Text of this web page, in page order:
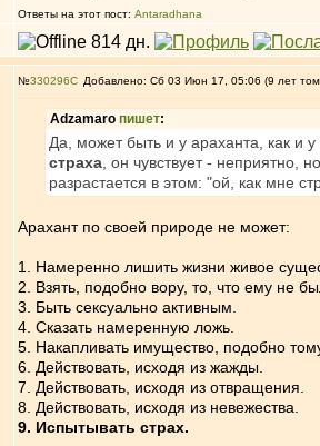
Ответы на этот пост: Antaradhana
№330296 Добавлено: Сб 03 Июн 17, 05:06 (9 лет
Adzamaro пишет:
Да, может быть и у араханта, как и
страха , он чувствует - неприятно,
разрастается в этом: "ой, как мне
Арахант по своей природе не может:
1. Намеренно лишить жизни живое
2. Взять, подобно вору, то, что ему не
3. Быть сексуально активным.
4. Сказать намеренную ложь.
5. Накапливать имущество, подобно
6. Действовать, исходя из жажды.
7. Действовать, исходя из отвращения.
8. Действовать, исходя из невежества.
9. Испытывать страх.